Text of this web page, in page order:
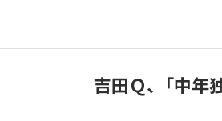
吉田Ｑ、「中年